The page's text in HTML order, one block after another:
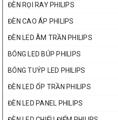
ĐÈN RỌI RAY PHILIPS
ĐÈN CAO ÁP PHILIPS
ĐÈN LED ÂM TRẦN PHILIPS
BÓNG LED BÚP PHILIPS
BÓNG TUÝP LED PHILIPS
ĐÈN LED ỐP TRẦN PHILIPS
ĐÈN LED PANEL PHILIPS